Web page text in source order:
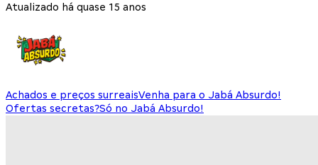
Atualizado há quase 15 anos
Achados e preços surreaisVenha para o Jabá Absurdo!
Ofertas secretas?Só no Jabá Absurdo!